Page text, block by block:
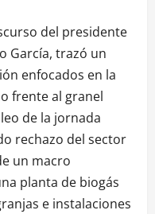
del presidente
García, trazó un
enfocados en la
frente al granel
de la jornada
rechazo del sector
un macro
planta de biogás
e instalaciones